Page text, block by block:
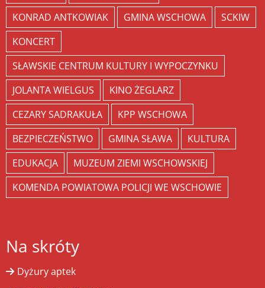
KONRAD ANTKOWIAK
GMINA WSCHOWA
SCKIW
KONCERT
SŁAWSKIE CENTRUM KULTURY I WYPOCZYNKU
JOLANTA WIELGUS
KINO ŻEGLARZ
CEZARY SADRAKUŁA
KPP WSCHOWA
BEZPIECZEŃSTWO
GMINA SŁAWA
KULTURA
EDUKACJA
MUZEUM ZIEMI WSCHOWSKIEJ
KOMENDA POWIATOWA POLICJI WE WSCHOWIE
Na skróty
Dyżury aptek